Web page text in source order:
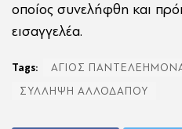
οποίος συνελήφθη και
εισαγγελέα.
Tags: ΑΓΙΟΣ
ΣΥΛΛΗΨΗ ΑΛΛΟΔΑΠΟΥ